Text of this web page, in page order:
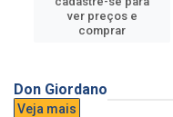
ver preços e
comprar
Don Giordano
Veja mais